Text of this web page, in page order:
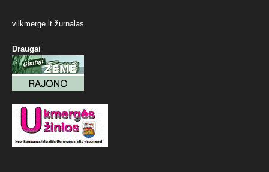
vilkmerge.lt žurnalas
Draugai